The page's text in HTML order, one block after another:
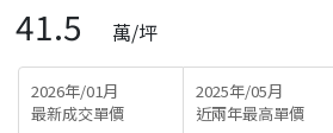
41.5 萬/坪
2026年/01月
最新成交單價
2025年/05月
近兩年最高單價